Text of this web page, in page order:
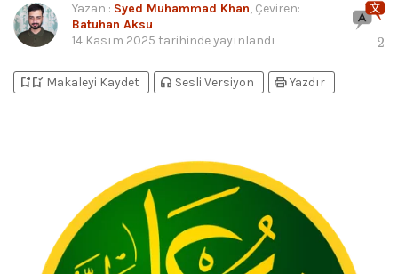
Yazan : Syed Muhammad Khan, Çeviren:
Batuhan Aksu
14 Kasım 2025 tarihinde yayınlandı 2
bookmark_addbookmark_added Makaleyi Kaydet headphones Sesli Versiyon printYazdır